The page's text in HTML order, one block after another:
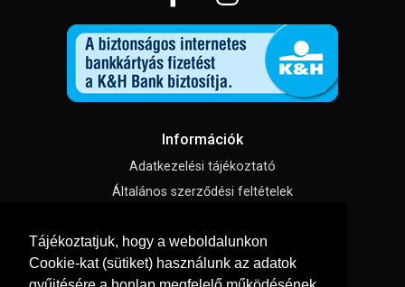
Tájékoztatjuk, hogy a weboldalunkon
Cookie-kat (sütiket) használunk az adatok
Információk
Adatkezelési tájékoztató
Általános szerződési feltételek
Süti beállítások